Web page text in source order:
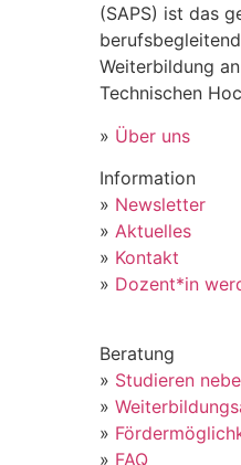
(SAPS) ist das
Weiterbildung
Technischen
» Über uns
Information
» Newsletter
» Aktuelles
» Kontakt
» Dozent*in
Beratung
» Studieren
»
»
» FAQ